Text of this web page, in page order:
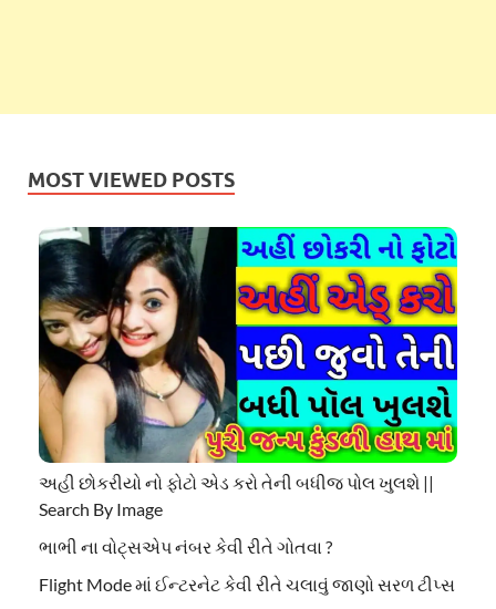
MOST VIEWED POSTS
અહી છોકરીયો નો ફોટો એડ કરો તેની બધીજ પોલ ખુલશે ||
Search By Image
ભાભી ના વોટ્સએપ નંબર કેવી રીતે ગોતવા ?
Flight Mode માં ઈન્ટરનેટ કેવી રીતે ચલાવું જાણો સરળ ટીપ્સ